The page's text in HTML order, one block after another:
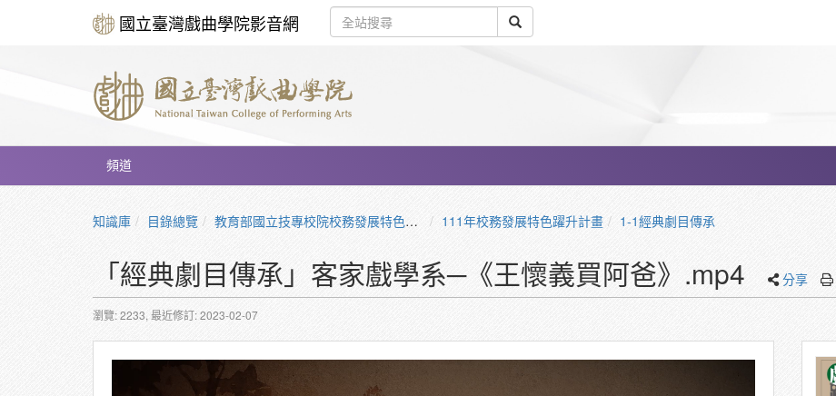
國立臺灣戲曲學院影音網
頻道
知識庫 目錄總覽 教育部國立技專校院校務發展特色躍升計畫 111年校務發展特色躍升計畫 1-1經典劇目傳承
「經典劇目傳承」客家戲學系─《王懷義買阿爸》.mp4 分享
瀏覽: 2233, 最近修訂: 2023-02-07